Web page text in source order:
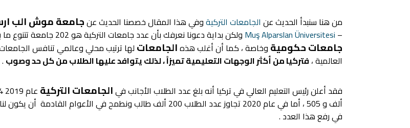
من هنا سنبدأ الحديث عن الجامعات التركيةوفي هذا المقال خصصنا الحديث عنجامعة موش الب
–
Muş Alparslan Üniversitesi ولكن بداية دعونا نعرفك بأن عدد جامعات التركية هو 202 جامعة تتنوع ما بين
جامعات حكومية وخاصة ، كما أن أغلب هذهالجامعات لها ترتيب محلي وعالمي تنافس
العالمية ، فتركيا من أكثر الوجهات التعليمية تميزاً ، لذلك يتوافد عليها الطلاب من كل حد وصوب .
فقد أعلن رئيس التعليم العالي في تركيا أنه بلغ عدد الطلاب الأجانب فيالجامعات التركية
ألف و 505 ، أما في عام 2020 تجاوز عدد الطلاب 200 ألف طالب ونطمح في الأعوام القادمة أن
في رفع هذا العدد .